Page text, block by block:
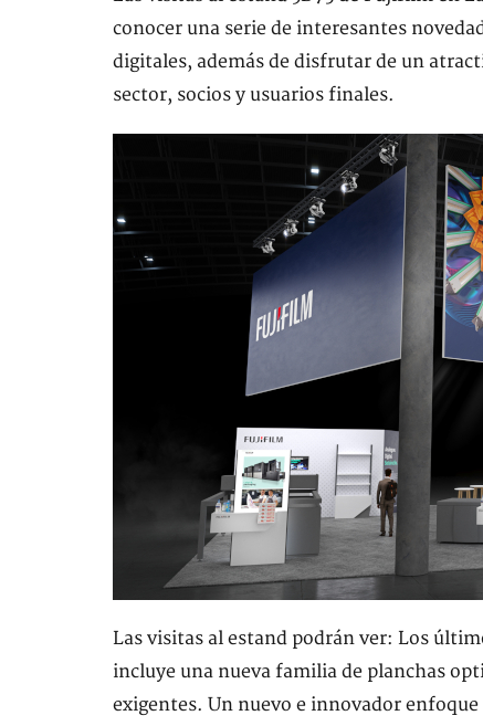
conocer una serie de interesantes
digitales, además de disfrutar de un
sector, socios y usuarios finales.
Las visitas al estand podrán ver: Los
incluye una nueva familia de planchas
exigentes. Un nuevo e innovador